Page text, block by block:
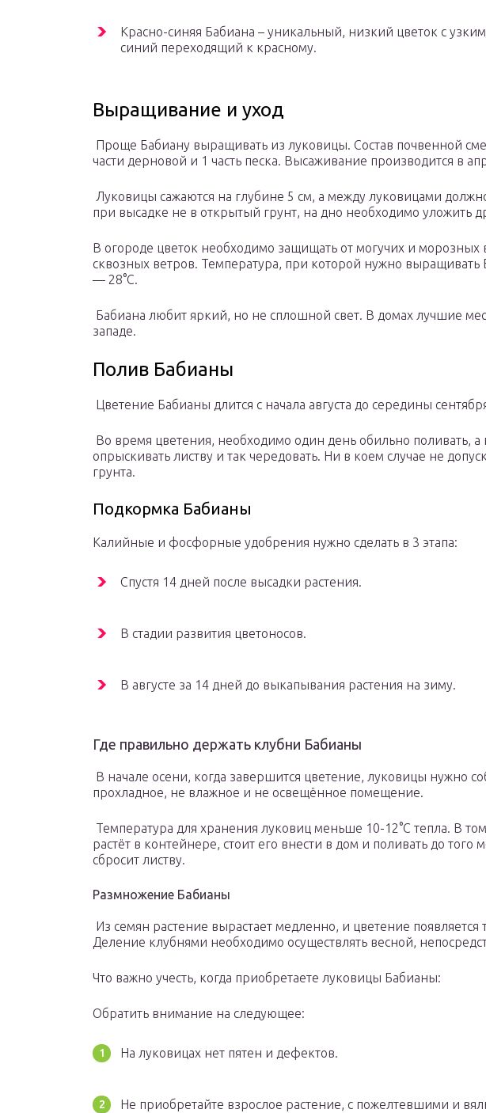
Красно-синяя Бабиана – уникальный, низкий цветок с
синий переходящий к красному.
Выращивание и уход
Проще Бабиану выращивать из луковицы. Состав почвенной
части дерновой и 1 часть песка. Высаживание производится в
Луковицы сажаются на глубине 5 см, а между луковицами
при высадке не в открытый грунт, на дно необходимо уложить
В огороде цветок необходимо защищать от могучих и морозных
сквозных ветров. Температура, при которой нужно выращивать
— 28°С.
Бабиана любит яркий, но не сплошной свет. В домах лучшие
западе.
Полив Бабианы
Цветение Бабианы длится с начала августа до середины
Во время цветения, необходимо один день обильно поливать, а
опрыскивать листву и так чередовать. Ни в коем случае не
грунта.
Подкормка Бабианы
Калийные и фосфорные удобрения нужно сделать в 3 этапа:
Спустя 14 дней после высадки растения.
В стадии развития цветоносов.
В августе за 14 дней до выкапывания растения на зиму.
Где правильно держать клубни Бабианы
В начале осени, когда завершится цветение, луковицы нужно
прохладное, не влажное и не освещённое помещение.
Температура для хранения луковиц меньше 10-12°С тепла. В том
растёт в контейнере, стоит его внести в дом и поливать до того
сбросит листву.
Размножение Бабианы
Из семян растение вырастает медленно, и цветение появляется
Деление клубнями необходимо осуществлять весной,
Что важно учесть, когда приобретаете луковицы Бабианы:
Обратить внимание на следующее:
На луковицах нет пятен и дефектов.
Не приобретайте взрослое растение, с пожелтевшими и